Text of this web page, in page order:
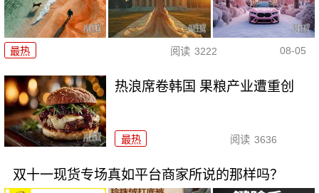
最热 阅读 3222 08-05
热浪席卷韩国 果粮产业遭重创
最热 阅读 3636
双十一现货专场真如平台商家所说的那样吗？